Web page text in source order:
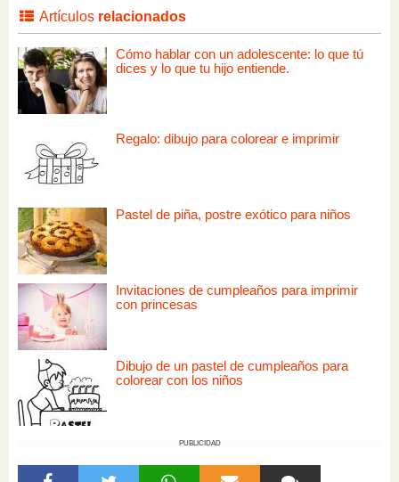
Artículos relacionados
Cómo hablar con un adolescente: lo que tú
dices y lo que tu hijo entiende.
Regalo: dibujo para colorear e imprimir
Pastel de piña, postre exótico para niños
Invitaciones de cumpleaños para imprimir
con princesas
Dibujo de un pastel de cumpleaños para
colorear con los niños
PUBLICIDAD